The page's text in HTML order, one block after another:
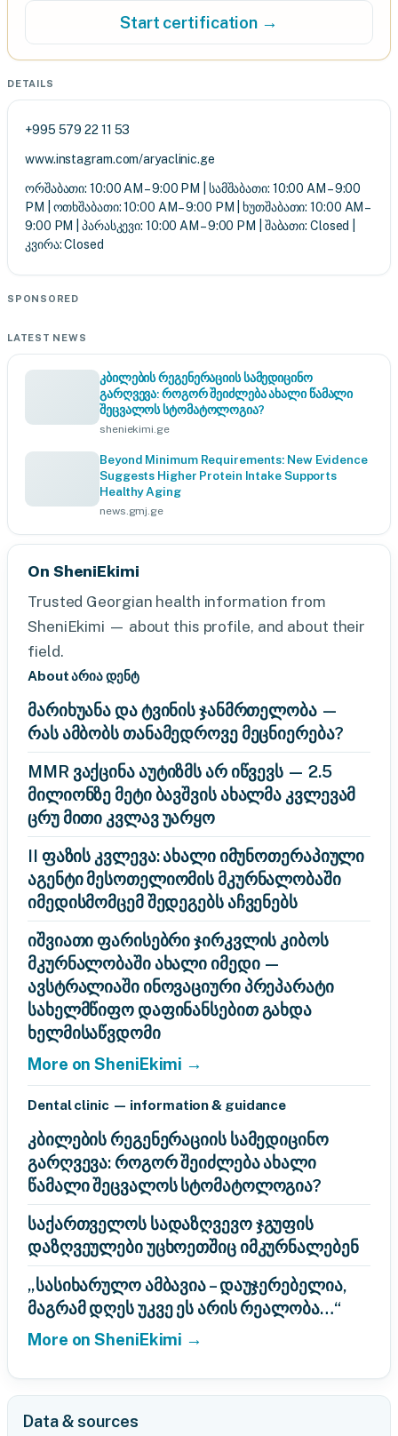
Start certification →
DETAILS
+995 579 22 11 53
www.instagram.com/aryaclinic.ge
ორშაბათი: 10:00 AM – 9:00 PM | სამშაბათი: 10:00 AM – 9:00
PM | ოთხშაბათი: 10:00 AM – 9:00 PM | ხუთშაბათი: 10:00 AM –
9:00 PM | პარასკევი: 10:00 AM – 9:00 PM | შაბათი: Closed |
კვირა: Closed
SPONSORED
LATEST NEWS
კბილების რეგენერაციის სამედიცინო
გარღვევა: როგორ შეიძლება ახალი წამალი
შეცვალოს სტომატოლოგია?
sheniekimi.ge
Beyond Minimum Requirements: New Evidence
Suggests Higher Protein Intake Supports
Healthy Aging
news.gmj.ge
On SheniEkimi
Trusted Georgian health information from
SheniEkimi — about this profile, and about their
field.
About არია დენტ
მარიხუანა და ტვინის ჯანმრთელობა —
რას ამბობს თანამედროვე მეცნიერება?
MMR ვაქცინა აუტიზმს არ იწვევს — 2.5
მილიონზე მეტი ბავშვის ახალმა კვლევამ
ცრუ მითი კვლავ უარყო
II ფაზის კვლევა: ახალი იმუნოთერაპიული
აგენტი მესოთელიომის მკურნალობაში
იმედისმომცემ შედეგებს აჩვენებს
იშვიათი ფარისებრი ჯირკვლის კიბოს
მკურნალობაში ახალი იმედი —
ავსტრალიაში ინოვაციური პრეპარატი
სახელმწიფო დაფინანსებით გახდა
ხელმისაწვდომი
More on SheniEkimi →
Dental clinic — information & guidance
კბილების რეგენერაციის სამედიცინო
გარღვევა: როგორ შეიძლება ახალი
წამალი შეცვალოს სტომატოლოგია?
საქართველოს სადაზღვევო ჯგუფის
დაზღვეულები უცხოეთშიც იმკურნალებენ
„სასიხარულო ამბავია – დაუჯერებელია,
მაგრამ დღეს უკვე ეს არის რეალობა…“
More on SheniEkimi →
Data & sources